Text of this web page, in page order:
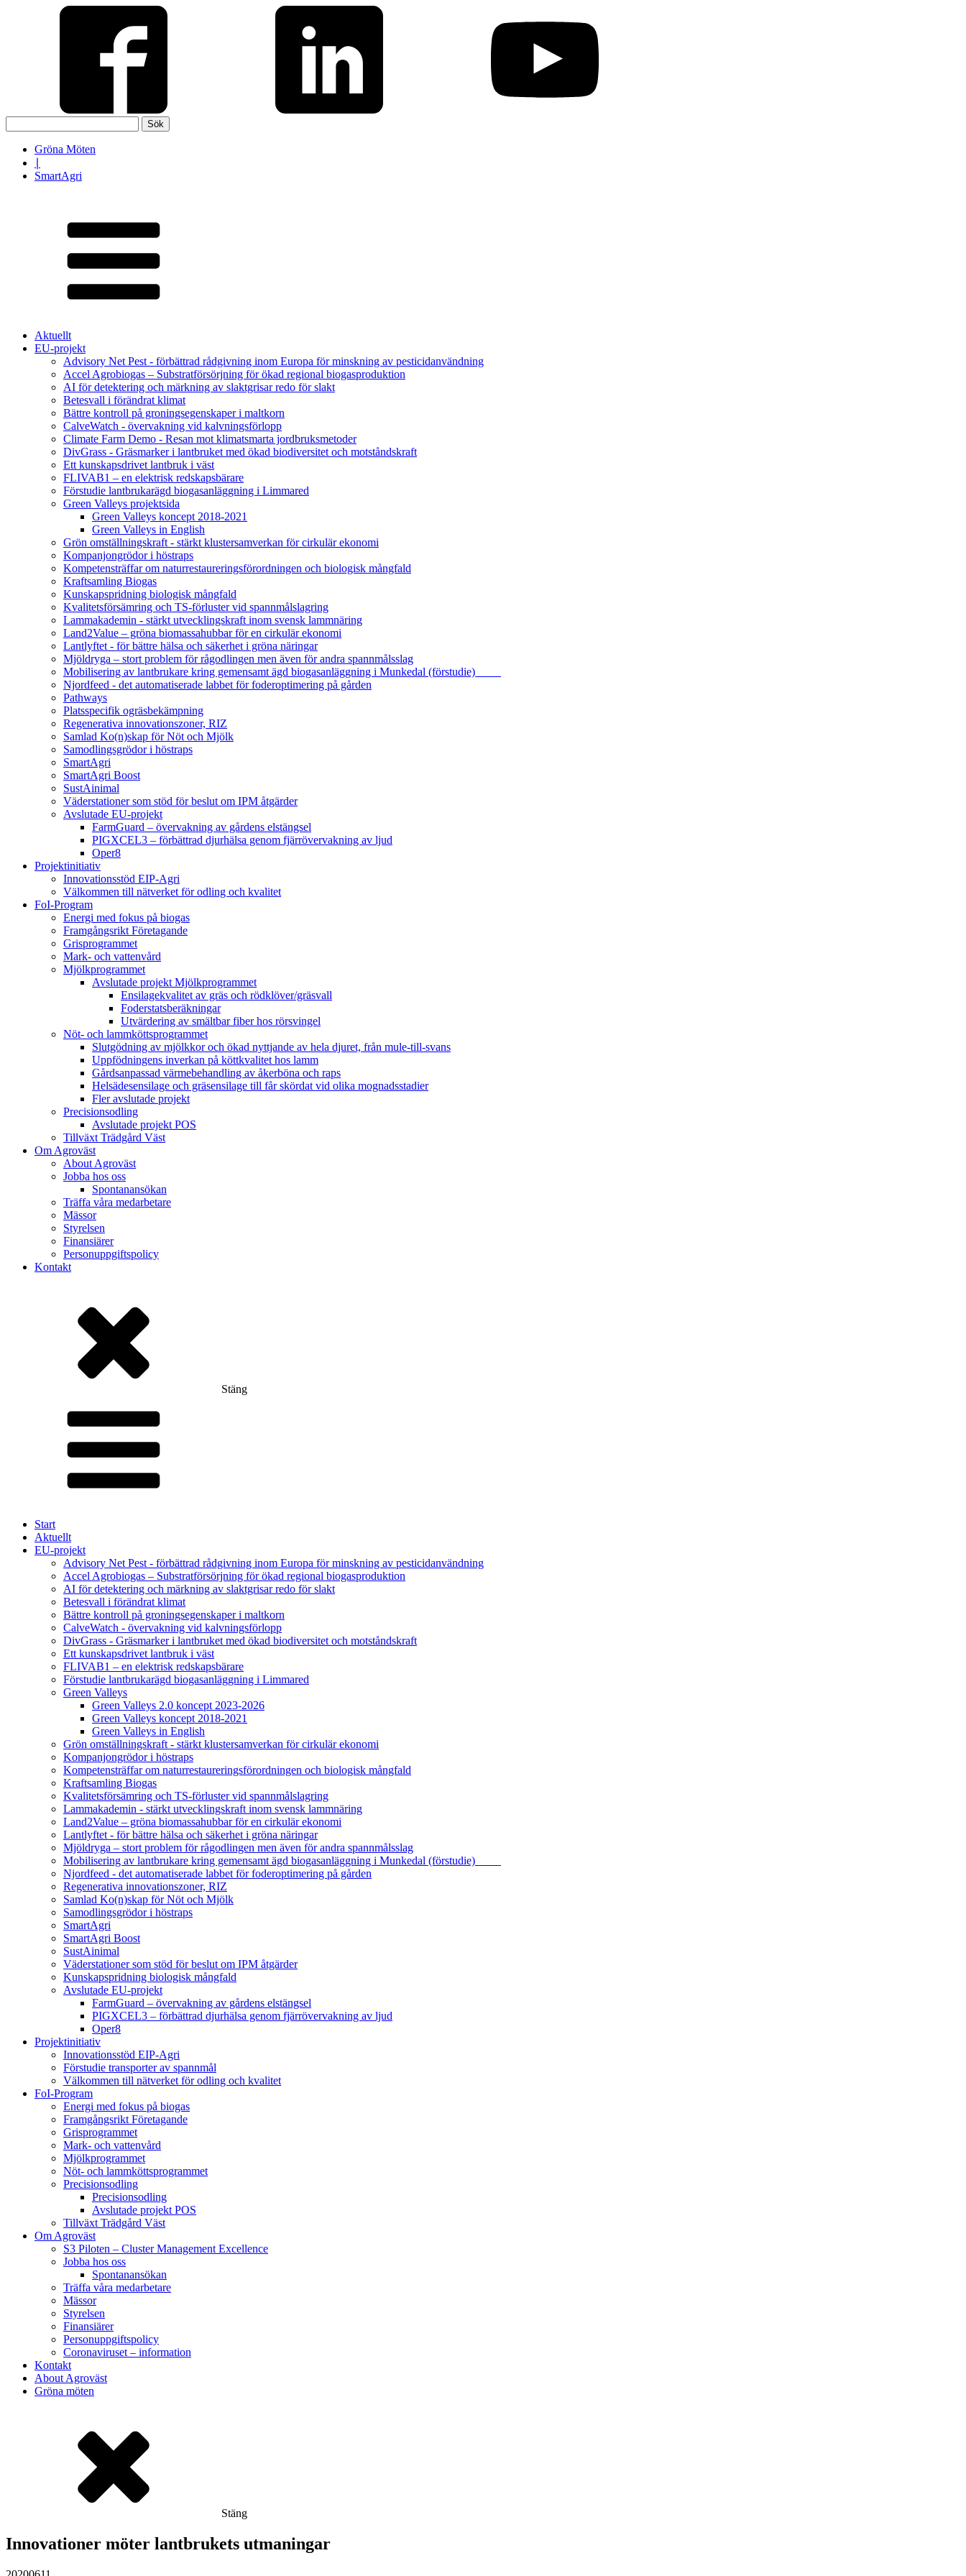
efter:
Gröna Möten
SmartAgri
Aktuellt
EU-projekt
Advisory Net Pest - förbättrad rådgivning inom Europa för minskning av pesticidanvändning
Accel Agrobiogas – Substratförsörjning för ökad regional biogasproduktion
AI för detektering och märkning av slaktgrisar redo för slakt
Betesvall i förändrat klimat
Bättre kontroll på groningsegenskaper i maltkorn
CalveWatch - övervakning vid kalvningsförlopp
Climate Farm Demo - Resan mot klimatsmarta jordbruksmetoder
DivGrass - Gräsmarker i lantbruket med ökad biodiversitet och motståndskraft
Ett kunskapsdrivet lantbruk i väst
FLIVAB1 – en elektrisk redskapsbärare
Förstudie lantbrukarägd biogasanläggning i Limmared
Green Valleys projektsida
Green Valleys koncept 2018-2021
Green Valleys in English
Grön omställningskraft - stärkt klustersamverkan för cirkulär ekonomi
Kompanjongrödor i höstraps
Kompetensträffar om naturrestaureringsförordningen och biologisk mångfald
Kraftsamling Biogas
Kunskapspridning biologisk mångfald
Kvalitetsförsämring och TS-förluster vid spannmålslagring
Lammakademin - stärkt utvecklingskraft inom svensk lammnäring
Land2Value – gröna biomassahubbar för en cirkulär ekonomi
Lantlyftet - för bättre hälsa och säkerhet i gröna näringar
Mjöldryga – stort problem för rågodlingen men även för andra spannmålsslag
Mobilisering av lantbrukare kring gemensamt ägd biogasanläggning i Munkedal (förstudie)
Njordfeed - det automatiserade labbet för foderoptimering på gården
Pathways
Platsspecifik ogräsbekämpning
Regenerativa innovationszoner, RIZ
Samlad Ko(n)skap för Nöt och Mjölk
Samodlingsgrödor i höstraps
SmartAgri
SmartAgri Boost
SustAinimal
Väderstationer som stöd för beslut om IPM åtgärder
Avslutade EU-projekt
FarmGuard – övervakning av gårdens elstängsel
PIGXCEL3 – förbättrad djurhälsa genom fjärrövervakning av ljud
Oper8
Projektinitiativ
Innovationsstöd EIP-Agri
Välkommen till nätverket för odling och kvalitet
FoI-Program
Energi med fokus på biogas
Framgångsrikt Företagande
Grisprogrammet
Mark- och vattenvård
Mjölkprogrammet
Avslutade projekt Mjölkprogrammet
Ensilagekvalitet av gräs och rödklöver/gräsvall
Foderstatsberäkningar
Utvärdering av smältbar fiber hos rörsvingel
Nöt- och lammköttsprogrammet
Slutgödning av mjölkkor och ökad nyttjande av hela djuret, från mule-till-svans
Uppfödningens inverkan på köttkvalitet hos lamm
Gårdsanpassad värmebehandling av åkerböna och raps
Helsädesensilage och gräsensilage till får skördat vid olika mognadsstadier
Fler avslutade projekt
Precisionsodling
Avslutade projekt POS
Tillväxt Trädgård Väst
Om Agroväst
About Agroväst
Jobba hos oss
Spontanansökan
Träffa våra medarbetare
Mässor
Styrelsen
Finansiärer
Personuppgiftspolicy
Kontakt
Stäng
Start
Aktuellt
EU-projekt
Advisory Net Pest - förbättrad rådgivning inom Europa för minskning av pesticidanvändning
Accel Agrobiogas – Substratförsörjning för ökad regional biogasproduktion
AI för detektering och märkning av slaktgrisar redo för slakt
Betesvall i förändrat klimat
Bättre kontroll på groningsegenskaper i maltkorn
CalveWatch - övervakning vid kalvningsförlopp
DivGrass - Gräsmarker i lantbruket med ökad biodiversitet och motståndskraft
Ett kunskapsdrivet lantbruk i väst
FLIVAB1 – en elektrisk redskapsbärare
Förstudie lantbrukarägd biogasanläggning i Limmared
Green Valleys
Green Valleys 2.0 koncept 2023-2026
Green Valleys koncept 2018-2021
Green Valleys in English
Grön omställningskraft - stärkt klustersamverkan för cirkulär ekonomi
Kompanjongrödor i höstraps
Kompetensträffar om naturrestaureringsförordningen och biologisk mångfald
Kraftsamling Biogas
Kvalitetsförsämring och TS-förluster vid spannmålslagring
Lammakademin - stärkt utvecklingskraft inom svensk lammnäring
Land2Value – gröna biomassahubbar för en cirkulär ekonomi
Lantlyftet - för bättre hälsa och säkerhet i gröna näringar
Mjöldryga – stort problem för rågodlingen men även för andra spannmålsslag
Mobilisering av lantbrukare kring gemensamt ägd biogasanläggning i Munkedal (förstudie)
Njordfeed - det automatiserade labbet för foderoptimering på gården
Regenerativa innovationszoner, RIZ
Samlad Ko(n)skap för Nöt och Mjölk
Samodlingsgrödor i höstraps
SmartAgri
SmartAgri Boost
SustAinimal
Väderstationer som stöd för beslut om IPM åtgärder
Kunskapspridning biologisk mångfald
Avslutade EU-projekt
FarmGuard – övervakning av gårdens elstängsel
PIGXCEL3 – förbättrad djurhälsa genom fjärrövervakning av ljud
Oper8
Projektinitiativ
Innovationsstöd EIP-Agri
Förstudie transporter av spannmål
Välkommen till nätverket för odling och kvalitet
FoI-Program
Energi med fokus på biogas
Framgångsrikt Företagande
Grisprogrammet
Mark- och vattenvård
Mjölkprogrammet
Nöt- och lammköttsprogrammet
Precisionsodling
Precisionsodling
Avslutade projekt POS
Tillväxt Trädgård Väst
Om Agroväst
S3 Piloten – Cluster Management Excellence
Jobba hos oss
Spontanansökan
Träffa våra medarbetare
Mässor
Styrelsen
Finansiärer
Personuppgiftspolicy
Coronaviruset – information
Kontakt
About Agroväst
Gröna möten
Stäng
Innovationer möter lantbrukets utmaningar